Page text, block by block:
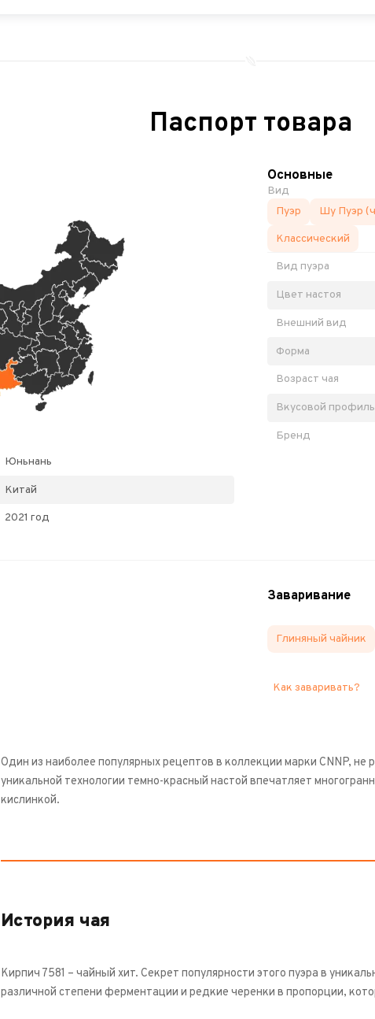
Паспорт товара
Юньнань
Китай
2021 год
Основные
Вид
Пуэр
Шу Пуэр
Классический
Вид пуэра
Цвет настоя
Внешний вид
Форма
Возраст чая
Вкусовой профиль
Бренд
Заваривание
Глиняный чайник
Как заваривать?
Один из наиболее популярных рецептов в коллекции марки CNNP,
уникальной технологии темно-красный настой впечатляет
кислинкой.
История чая
Кирпич 7581 – чайный хит. Секрет популярности этого пуэра в
различной степени ферментации и редкие черенки в пропорции,